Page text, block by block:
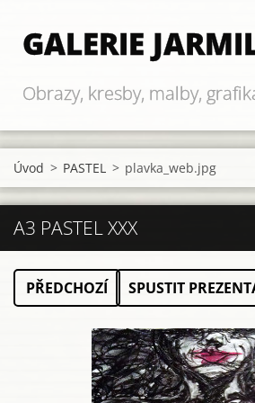
GALERIE
Obrazy, kresby, malby,
Úvod > PASTEL > plavka_web.jpg
A3 PASTEL XXX
PŘEDCHOZÍ SPUSTIT